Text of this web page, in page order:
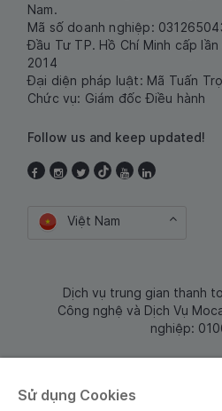
Nam.
Mã số doanh nghiệp:
Đầu Tư TP. Hồ Chí Minh cấp
2014
Đại diện pháp luật: Mã Tuấn
Chức vụ: Giám đốc Điều hành
Follow us and keep updated!
Việt Nam
Dịch vụ trung gian thanh
Công nghệ và Dịch Vụ
nghiệp:
Sử dụng Cookies